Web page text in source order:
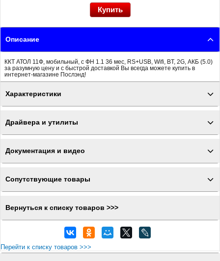
Описание
ККТ АТОЛ 11Ф, мобильный, с ФН 1.1 36 мес, RS+USB, Wifi, BT, 2G, АКБ (5.0)
за разумную цену и с быстрой доставкой Вы всегда можете купить в
интернет-магазине Послэнд!
Характеристики
Драйвера и утилиты
Документация и видео
Сопутствующие товары
Вернуться к списку товаров >>>
Перейти к списку товаров >>>